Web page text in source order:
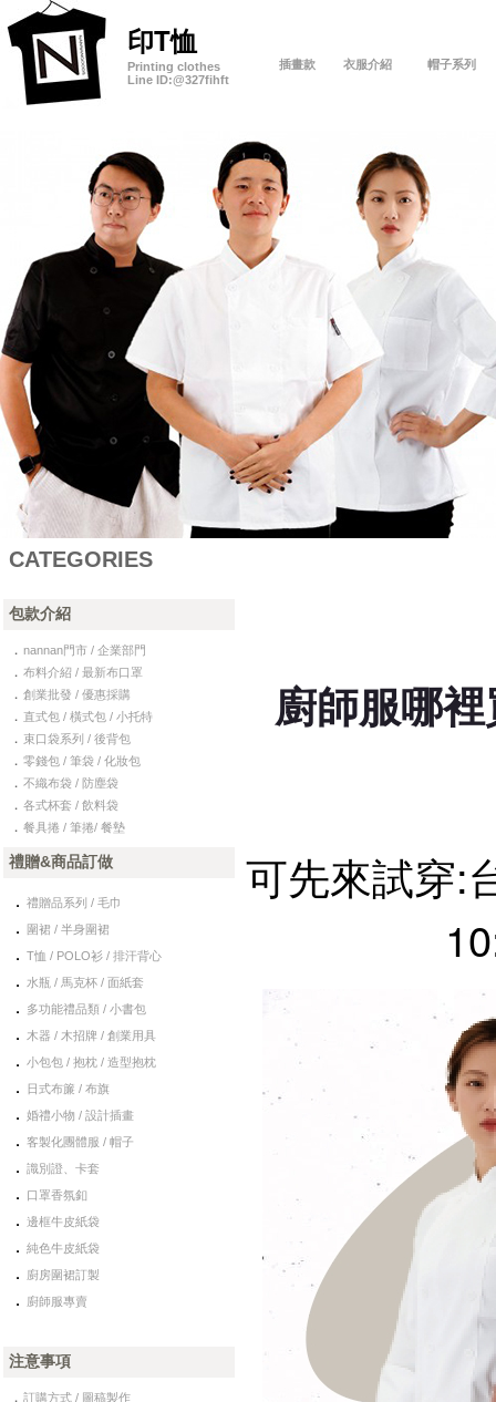
印T恤
Printing clothes
Line ID:@327fihft
插畫款 衣服介紹 帽子系列
CATEGORIES
包款介紹
． nannan門市 / 企業部門
． 布料介紹 / 最新布口罩
． 創業批發 / 優惠採購
． 直式包 / 橫式包 / 小托特
． 束口袋系列 / 後背包
． 零錢包 / 筆袋 / 化妝包
． 不織布袋 / 防塵袋
． 各式杯套 / 飲料袋
． 餐具捲 / 筆捲/ 餐墊
禮贈&商品訂做
． 禮贈品系列 / 毛巾
． 圍裙 / 半身圍裙
． T恤 / POLO衫 / 排汗背心
． 水瓶 / 馬克杯 / 面紙套
． 多功能禮品類 / 小書包
． 木器 / 木招牌 / 創業用具
． 小包包 / 抱枕 / 造型抱枕
． 日式布簾 / 布旗
． 婚禮小物 / 設計插畫
． 客製化團體服 / 帽子
． 識別證、卡套
． 口罩香氛釦
． 邊框牛皮紙袋
． 純色牛皮紙袋
． 廚房圍裙訂製
． 廚師服專賣
注意事項
． 訂購方式 / 圖稿製作
廚師服哪
可先來試穿: